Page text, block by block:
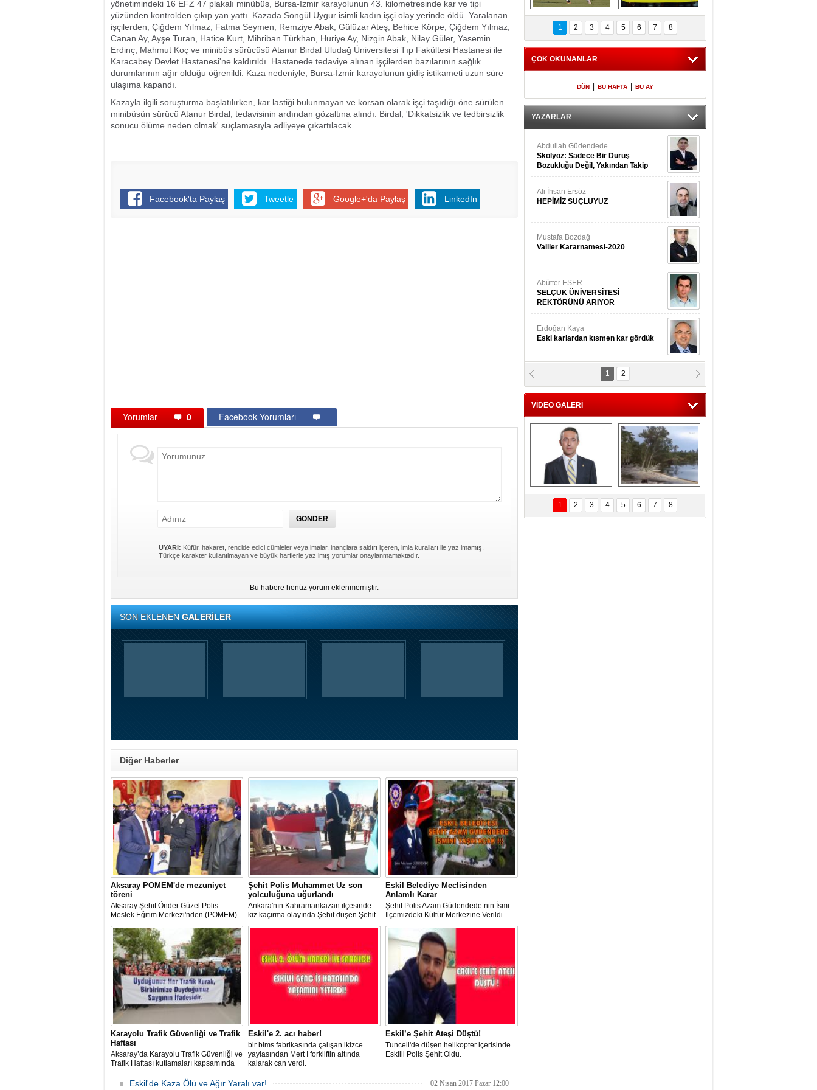
yönetimindeki 16 EFZ 47 plakalı minübüs, Bursa-İzmir karayolunun 43. kilometresinde kar ve tipi
yüzünden kontrolden çıkıp yan yattı. Kazada Songül Uygur isimli kadın işçi olay yerinde öldü. Yaralanan
işçilerden, Çiğdem Yılmaz, Fatma Seymen, Remziye Abak, Gülüzar Ateş, Behice Körpe, Çiğdem Yılmaz,
Canan Ay, Ayşe Turan, Hatice Kurt, Mihriban Türkhan, Huriye Ay, Nizgin Abak, Nilay Güler, Yasemin
Erdinç, Mahmut Koç ve minibüs sürücüsü Atanur Birdal Uludağ Üniversitesi Tıp Fakültesi Hastanesi ile
Karacabey Devlet Hastanesi'ne kaldırıldı. Hastanede tedaviye alınan işçilerden bazılarının sağlık
durumlarının ağır olduğu öğrenildi. Kaza nedeniyle, Bursa-İzmir karayolunun gidiş istikameti uzun süre
ulaşıma kapandı.
Kazayla ilgili soruşturma başlatılırken, kar lastiği bulunmayan ve korsan olarak işçi taşıdığı öne sürülen
minibüsün sürücü Atanur Birdal, tedavisinin ardından gözaltına alındı. Birdal, 'Dikkatsizlik ve tedbirsizlik
sonucu ölüme neden olmak' suçlamasıyla adliyeye çıkartılacak.
Facebook'ta Paylaş Tweetle Google+'da Paylaş LinkedIn
Yorumlar 0 Facebook Yorumları
UYARI: Küfür, hakaret, rencide edici cümleler veya imalar, inançlara saldırı içeren, imla kuralları ile yazılmamış,
Türkçe karakter kullanılmayan ve büyük harflerle yazılmış yorumlar onaylanmamaktadır.
Bu habere henüz yorum eklenmemiştir.
SON EKLENENGALERİLER
Diğer Haberler
Aksaray POMEM'de mezuniyet
töreni
Aksaray Şehit Önder Güzel Polis
Meslek Eğitim Merkezi'nden (POMEM)
mezun olan 651 polis adayı için tören
düzenlendi.
Şehit Polis Muhammet Uz son
yolculuğuna uğurlandı
Ankara'nın Kahramankazan ilçesinde
kız kaçırma olayında Şehit düşen Şehit
Polis Muhammet Uz Aksaray'ın Eskil
Eskil Belediye Meclisinden
Anlamlı Karar
Şehit Polis Azam Güdendede’nin İsmi
İlçemizdeki Kültür Merkezine Verildi.
Karayolu Trafik Güvenliği ve Trafik
Haftası
Aksaray’da Karayolu Trafik Güvenliği ve
Trafik Haftası kutlamaları kapsamında
dizi etkinlik düzenlendi.
Eskil'e 2. acı haber!
bir bims fabrikasında çalışan ikizce
yaylasından Mert İ forkliftin altında
kalarak can verdi.
Eskil’e Şehit Ateşi Düştü!
Tunceli'de düşen helikopter içerisinde
Eskilli Polis Şehit Oldu.
Eskil'de Kaza Ölü ve Ağır Yaralı var! 02 Nisan 2017 Pazar 12:00
Fenerbahçe
Voluntari 3 golle
geçti
Futbolun adresi beş
ülke...
1 2 3 4 5 6 7 8
ÇOK OKUNANLAR
DÜN BU HAFTA BU AY
YAZARLAR
Abdullah Güdendede
Skolyoz: Sadece Bir Duruş
Bozukluğu Değil, Yakından Takip
Gerekir
Ali İhsan Ersöz
HEPİMİZ SUÇLUYUZ
Mustafa Bozdağ
Valiler Kararnamesi-2020
Abütter ESER
SELÇUK ÜNİVERSİTESİ
REKTÖRÜNÜ ARIYOR
Erdoğan Kaya
Eski karlardan kısmen kar gördük
Yrd.Doç.Dr. İbrahim BAYKAN
Hüseyin Gök
Zaman ve İnsan
1 2
VİDEO GALERİ
Ali Koç'tan  Lefter
sezonunda herkesi
yeniden saygıya
davet!
Ağaçlar 5 Saniyede
Kayboldu!
SubhanAllah!
1 2 3 4 5 6 7 8